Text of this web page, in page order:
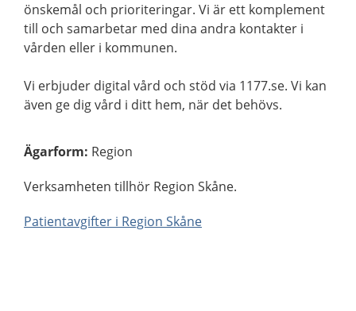
önskemål och prioriteringar. Vi är ett komplement
till och samarbetar med dina andra kontakter i
vården eller i kommunen.
Vi erbjuder digital vård och stöd via 1177.se. Vi kan
även ge dig vård i ditt hem, när det behövs.
Ägarform: Region
Verksamheten tillhör Region Skåne.
Patientavgifter i Region Skåne